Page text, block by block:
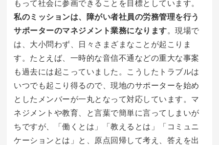
もって社会に参画できることを目標としています。
私のミッションは、障がい者社員の労務管理を行う
サポーターのマネジメント業務になります。現場で
は、大小問わず、日々さまざまなことが起こりま
す。たとえば、一時的な音信不通などの重大な事案
も過去には起こっていました。こうしたトラブルは
いつでも起こり得るので、現地のサポーターを始め
としたメンバーが一丸となって対応しています。マ
ネジメントや教育、と言葉で簡単に言ってしまいが
ちですが、「働くとは」「教えるとは」「コミュニ
ケーションとは」と、原点回帰して考え、答えを出